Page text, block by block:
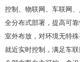
控制、物联网、车联网、
全分布式部署，提高可靠
室外布放，对环境无特
就近实时控制，满足车